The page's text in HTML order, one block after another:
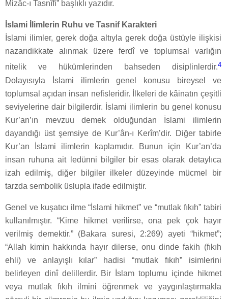
Mizâc-ı Tasnîfi” başlıklı yazıdır.
İslami İlimlerin Ruhu ve Tasnif Karakteri
İslami ilimler, gerek doğa altıyla gerek doğa üstüyle ilişkisi
nazarıdikkate alınmak üzere ferdî ve toplumsal varlığın
nitelik ve hükümlerinden bahseden disiplinlerdir.4
Dolayısıyla İslami ilimlerin genel konusu bireysel ve
toplumsal açıdan insan nefisleridir. İlkeleri de kâinatın çeşitli
seviyelerine dair bilgilerdir. İslami ilimlerin bu genel konusu
Kur’an’ın mevzuu demek olduğundan İslami ilimlerin
dayandığı üst şemsiye de Kur’ân-ı Kerîm’dir. Diğer tabirle
Kur’an İslami ilimlerin kaplamıdır. Bunun için Kur’an’da
insan ruhuna ait ledünni bilgiler bir esas olarak detaylıca
izah edilmiş, diğer bilgiler ilkeler düzeyinde mücmel bir
tarzda sembolik üslupla ifade edilmiştir.
Genel ve kuşatıcı ilme “İslami hikmet” ve “mutlak fıkıh” tabiri
kullanılmıştır. “Kime hikmet verilirse, ona pek çok hayır
verilmiş demektir.” (Bakara suresi, 2:269) ayeti “hikmet”;
“Allah kimin hakkında hayır dilerse, onu dinde fakih (fıkıh
ehli) ve anlayışlı kılar” hadisi “mutlak fıkıh” isimlerini
belirleyen dinî delillerdir. Bir İslam toplumu içinde hikmet
veya mutlak fıkıh ilmini öğrenmek ve yaygınlaştırmakla